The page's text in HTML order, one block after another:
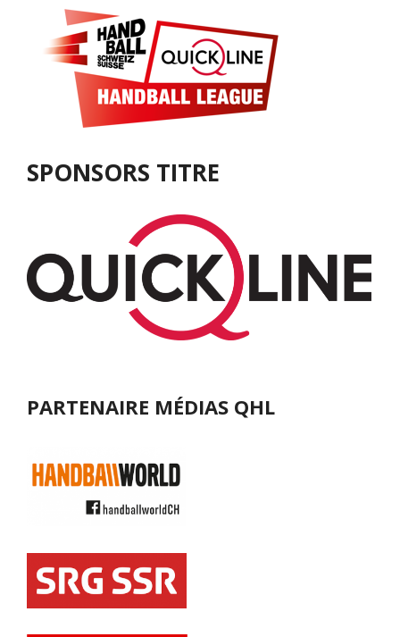
SPONSORS TITRE
PARTENAIRE MÉDIAS QHL